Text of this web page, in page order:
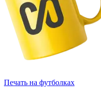
Печать на футболках